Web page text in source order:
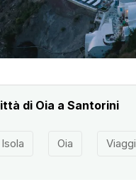
di Oia a Santorini
Isola Oia Viaggi